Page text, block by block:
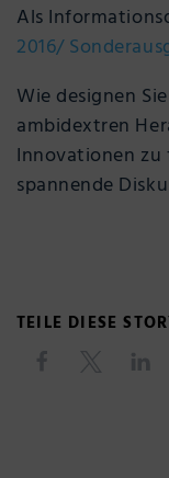
Als
2016/
Wie designen
ambidextren
Innovationen zu
spannende
TEILE DIESE